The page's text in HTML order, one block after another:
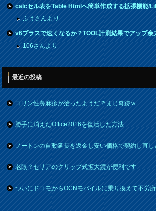
calcセル表をTable Htmlへ簡単作成する拡張機能/
ふうさんより
v6プラスで速くなるか？TOOL計測結果でアップ余
106さんより
最近の投稿
コリン性蕁麻疹が治ったようだ？まじ奇跡ｗ
勝手に消えたOffice2016を復活した方法
ノートンの自動延長を返金し安い価格で契約し直し
老眼？セリアのクリップ式拡大鏡が便利です
ついにドコモからOCNモバイルに乗り換えて不労